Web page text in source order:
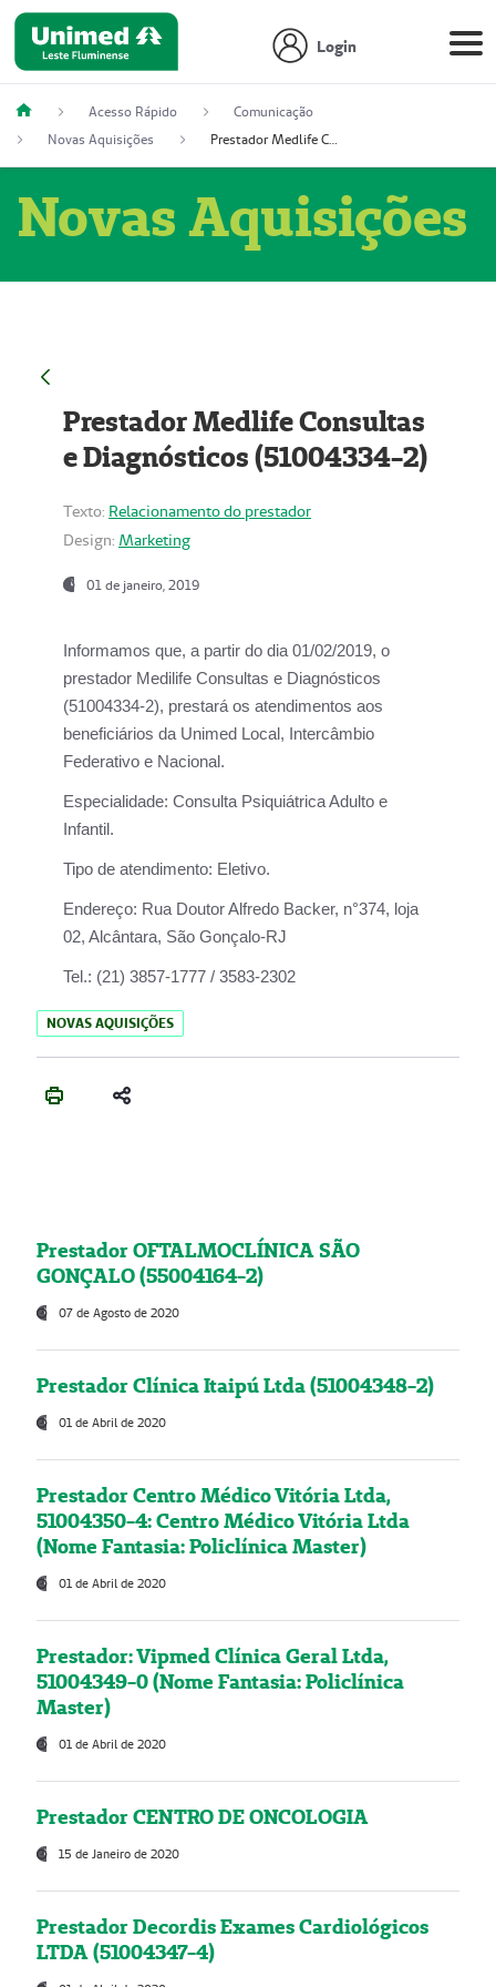
Login
Acesso Rápido
Comunicação
Novas Aquisições
Prestador Medlife Consultas e Diagnósticos (51004334-2)
Novas Aquisições
Prestador Medlife Consultas
e Diagnósticos (51004334-2)
Texto: Relacionamento do prestador
Design: Marketing
01 de janeiro, 2019
Informamos que, a partir do dia 01/02/2019, o
prestador Medilife Consultas e Diagnósticos
(51004334-2), prestará os atendimentos aos
beneficiários da Unimed Local, Intercâmbio
Federativo e Nacional.
Especialidade: Consulta Psiquiátrica Adulto e
Infantil.
Tipo de atendimento: Eletivo.
Endereço: Rua Doutor Alfredo Backer, n°374, loja
02, Alcântara, São Gonçalo-RJ
Tel.: (21) 3857-1777 / 3583-2302
NOVAS AQUISIÇÕES
Prestador OFTALMOCLÍNICA SÃO
GONÇALO (55004164-2)
07 de Agosto de 2020
Prestador Clínica Itaipú Ltda (51004348-2)
01 de Abril de 2020
Prestador Centro Médico Vitória Ltda,
51004350-4: Centro Médico Vitória Ltda
(Nome Fantasia: Policlínica Master)
01 de Abril de 2020
Prestador: Vipmed Clínica Geral Ltda,
51004349-0 (Nome Fantasia: Policlínica
Master)
01 de Abril de 2020
Prestador CENTRO DE ONCOLOGIA
15 de Janeiro de 2020
Prestador Decordis Exames Cardiológicos
LTDA (51004347-4)